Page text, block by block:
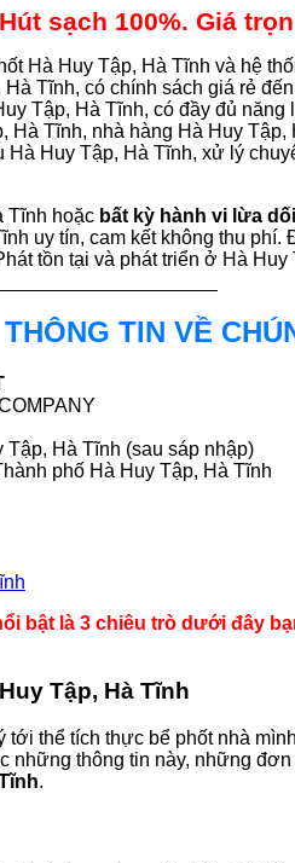
sạch 100%. Giá
Hà Huy Tập, Hà Tĩnh và hệ
Tĩnh, có chính sách giá rẻ
Tập, Hà Tĩnh, có đầy đủ
Tĩnh, nhà hàng Hà Huy
Huy Tập, Hà Tĩnh, xử lý
Tĩnh hoặc bất kỳ hành vi lừa
uy tín, cam kết không thu phí.
tồn tại và phát triển ở Hà
THÔNG TIN VỀ
Hà Tĩnh (sau sáp nhập)
phố Hà Huy Tập, Hà Tĩnh
bật là 3 chiêu trò dưới đây
Tập, Hà Tĩnh
tới thể tích thực bể phốt nhà
những thông tin này, những
.